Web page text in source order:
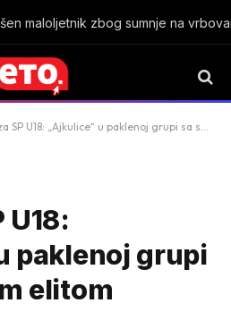
Crna Gora u polufinalu
U18: „Ajkulice“ u paklenoj grupi sa svjetskom elitom
U18:
paklenoj grupi
elitom